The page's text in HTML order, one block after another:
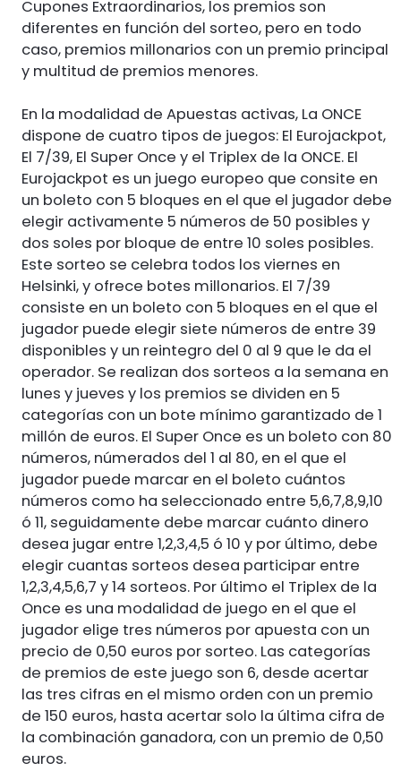
Cupones Extraordinarios, los premios son
diferentes en función del sorteo, pero en todo
caso, premios millonarios con un premio principal
y multitud de premios menores.
En la modalidad de Apuestas activas, La ONCE
dispone de cuatro tipos de juegos: El Eurojackpot,
El 7/39, El Super Once y el Triplex de la ONCE. El
Eurojackpot es un juego europeo que consite en
un boleto con 5 bloques en el que el jugador debe
elegir activamente 5 números de 50 posibles y
dos soles por bloque de entre 10 soles posibles.
Este sorteo se celebra todos los viernes en
Helsinki, y ofrece botes millonarios. El 7/39
consiste en un boleto con 5 bloques en el que el
jugador puede elegir siete números de entre 39
disponibles y un reintegro del 0 al 9 que le da el
operador. Se realizan dos sorteos a la semana en
lunes y jueves y los premios se dividen en 5
categorías con un bote mínimo garantizado de 1
millón de euros. El Super Once es un boleto con 80
números, númerados del 1 al 80, en el que el
jugador puede marcar en el boleto cuántos
números como ha seleccionado entre 5,6,7,8,9,10
ó 11, seguidamente debe marcar cuánto dinero
desea jugar entre 1,2,3,4,5 ó 10 y por último, debe
elegir cuantas sorteos desea participar entre
1,2,3,4,5,6,7 y 14 sorteos. Por último el Triplex de la
Once es una modalidad de juego en el que el
jugador elige tres números por apuesta con un
precio de 0,50 euros por sorteo. Las categorías
de premios de este juego son 6, desde acertar
las tres cifras en el mismo orden con un premio
de 150 euros, hasta acertar solo la última cifra de
la combinación ganadora, con un premio de 0,50
euros.